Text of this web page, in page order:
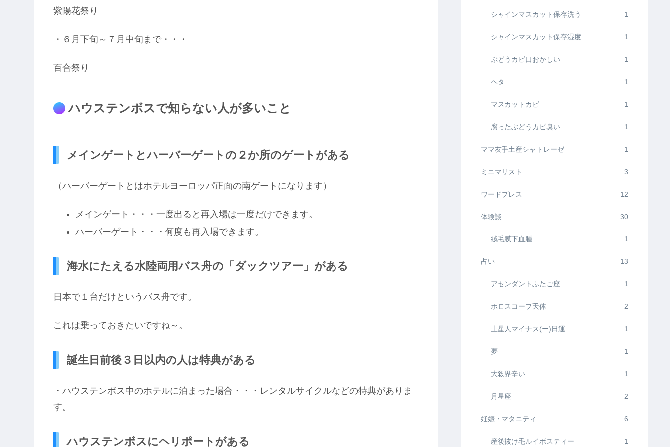
紫陽花祭り
・６月下旬～７月中旬まで・・・
百合祭り
ハウステンボスで知らない人が多いこと
メインゲートとハーバーゲートの２か所のゲートがある
（ハーバーゲートとはホテルヨーロッパ正面の南ゲートになります）
メインゲート・・・一度出ると再入場は一度だけできます。
ハーバーゲート・・・何度も再入場できます。
海水にたえる水陸両用バス舟の「ダックツアー」がある
日本で１台だけというバス舟です。
これは乗っておきたいですね～。
誕生日前後３日以内の人は特典がある
・ハウステンボス中のホテルに泊まった場合・・・レンタルサイクルなどの特典がありま
す。
ハウステンボスにヘリポートがある
シャインマスカット保存洗う 1
シャインマスカット保存湿度 1
ぶどうカビ口おかしい 1
ヘタ 1
マスカットカビ 1
腐ったぶどうカビ臭い 1
ママ友手土産シャトレーゼ 1
ミニマリスト 3
ワードプレス 12
体験談 30
絨毛膜下血腫 1
占い 13
アセンダントふたご座 1
ホロスコープ天体 2
土星人マイナス(ー)日運 1
夢 1
大殺界辛い 1
月星座 2
妊娠・マタニティ 6
産後抜け毛ルイボスティー 1